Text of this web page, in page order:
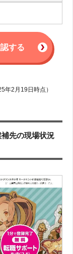
する
2月19日時点）
先の現場状況